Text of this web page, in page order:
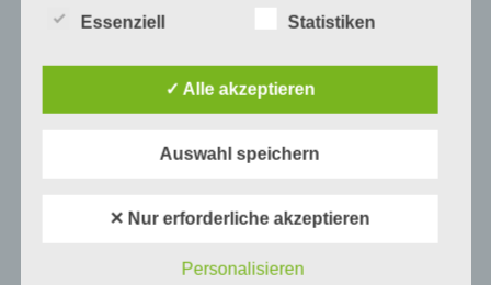
dich einfach in den Kommentaren. Wir werden den Artikel stetig
Auf WhatsApp teilen Teilen auf Facebook
Tweet auf Twitter
kulturellen oder sozialen Identität dieser
natürlichen Person sind, identifiziert werden
personenbezogene Daten von dem für die
Essenziell Statistiken
✓ Alle akzeptieren
Auswahl speichern
✕ Nur erforderliche akzeptieren
Personalisieren